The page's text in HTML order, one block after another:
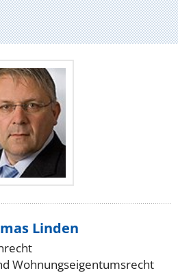
Linden
Wohnungseigentumsrecht